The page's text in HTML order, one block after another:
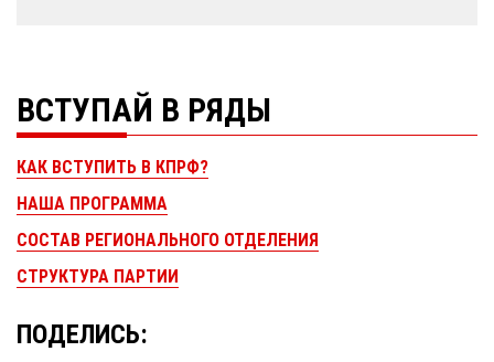
ВСТУПАЙ В РЯДЫ
КАК ВСТУПИТЬ В КПРФ?
НАША ПРОГРАММА
СОСТАВ РЕГИОНАЛЬНОГО ОТДЕЛЕНИЯ
СТРУКТУРА ПАРТИИ
ПОДЕЛИСЬ: